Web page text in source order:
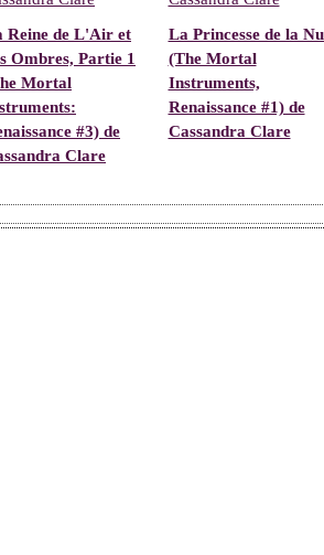
Reine de L'Air et
Ombres, Partie 1
Mortal
#3) de
Clare
La Princesse de la
(The Mortal
Instruments,
Renaissance #1) de
Cassandra Clare